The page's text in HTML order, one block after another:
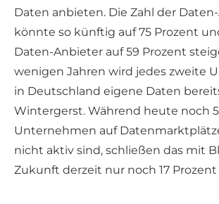
Daten anbieten. Die Zahl der
könnte so künftig auf 75 Prozent
Daten-Anbieter auf 59 Prozent
wenigen Jahren wird jedes zweite
in Deutschland eigene Daten
Wintergerst. Während heute noch
Unternehmen auf
nicht aktiv sind, schließen das mit
Zukunft derzeit nur noch 17 Prozent